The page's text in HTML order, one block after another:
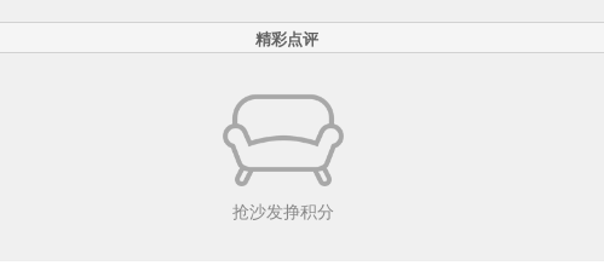
精彩点评
抢沙发挣积分